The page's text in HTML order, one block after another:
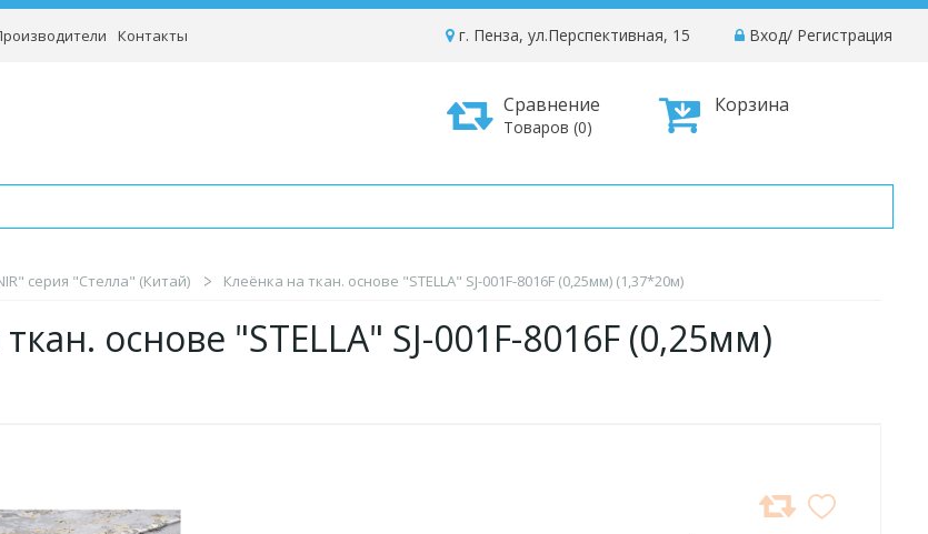
Контакты Вход/ Регистрация
г. Пенза, ул.Перспективная, 15
Корзина
Сравнение
Товаров (0)
серия "Стелла" (Китай) Клеёнка на ткан. основе "STELLA" SJ-001F-8016F (0,25мм) (1,37*20м)
основе "STELLA" SJ-001F-8016F (0,25мм)